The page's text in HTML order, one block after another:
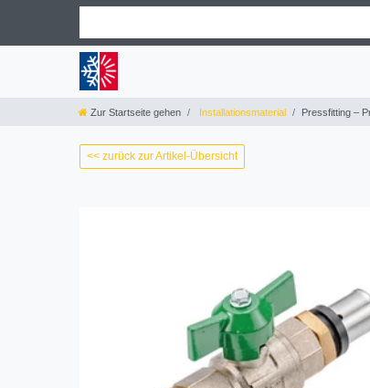
Zur Startseite gehen Installationsmaterial Pressfitting –
<< zurück zur Artikel-Übersicht